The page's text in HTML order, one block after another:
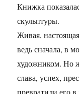
Книжка
скульптуры.
Живая,
ведь сначала, в
художником. Но
слава, успех,
превратили его